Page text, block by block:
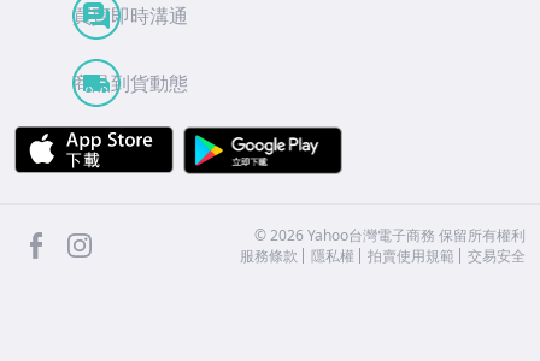
買賣即時溝通
商品到貨動態
APP Store
facebook ©2026 Yahoo台灣電子商務 保留所有權利
服務條款
隱私權 拍賣使用規範 交易安全